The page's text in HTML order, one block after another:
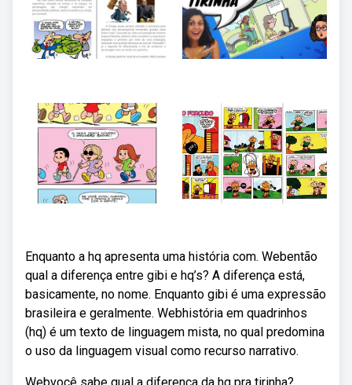
Enquanto a hq apresenta uma história com. Webentão
qual a diferença entre gibi e hq’s? A diferença está,
basicamente, no nome. Enquanto gibi é uma expressão
brasileira e geralmente. Webhistória em quadrinhos
(hq) é um texto de linguagem mista, no qual predomina
o uso da linguagem visual como recurso narrativo.